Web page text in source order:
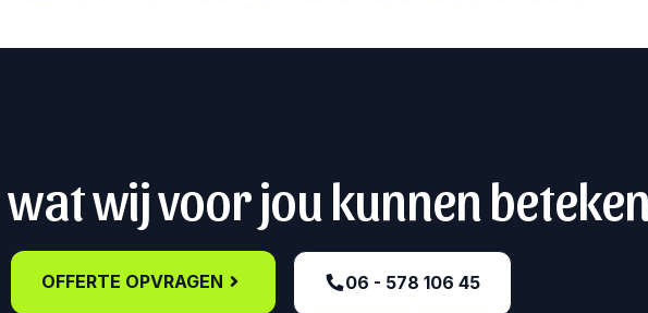
wij voor jou kunnen
OFFERTE OPVRAGEN 06 - 578 106 45‬